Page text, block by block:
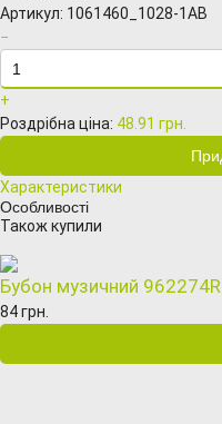
Артикул: 1061460_1028-1AB
−
+
Роздрібна ціна: 48.91 грн.
Характеристики
Особливості
Також купили
Бубон музичний 962274R
84 грн.